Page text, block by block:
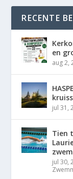
RECENTE
en
aug 2,
jul 31,
Tien
jul 30,